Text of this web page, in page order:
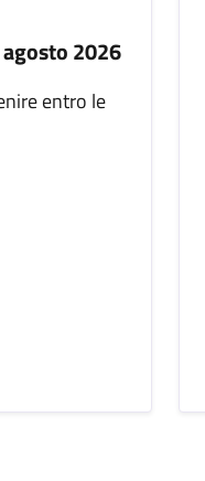
agosto 2026
entro le